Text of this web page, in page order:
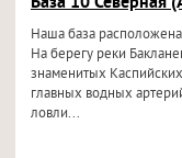
Наша база
На берегу реки
знаменитых
главных водных
ловли...